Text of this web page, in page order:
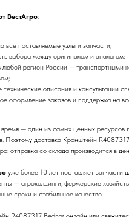
ВестАгро:
все поставляемые узлы и запчасти;
выбора между оригиналом и аналогом;
любой регион России — транспортными
описания и консультации
оформление заказов и поддержка на
— один из самых ценных ресурсов
Поэтому доставка Кронштейн
отправка со склада производится в
уже более 10 лет поставляет запчасти
— агрохолдинги, фермерские
сроки и стабильное качество.